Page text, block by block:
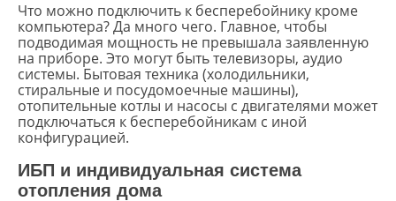
Что можно подключить к бесперебойнику кроме
компьютера? Да много чего. Главное, чтобы
подводимая мощность не превышала заявленную
на приборе. Это могут быть телевизоры, аудио
системы. Бытовая техника (холодильники,
стиральные и посудомоечные машины),
отопительные котлы и насосы с двигателями может
подключаться к бесперебойникам с иной
конфигурацией.
ИБП и индивидуальная система
отопления дома